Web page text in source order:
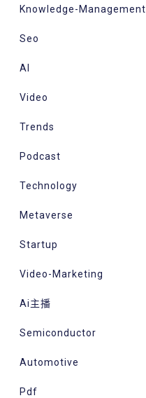
Knowledge-Management
Seo
AI
Video
Trends
Podcast
Technology
Metaverse
Startup
Video-Marketing
Ai主播
Semiconductor
Automotive
Pdf